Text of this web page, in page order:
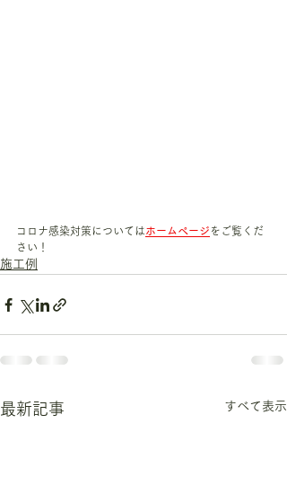
コロナ感染対策についてはホームページ をご覧くだ
さい！
施工例
最新記事 すべて表示